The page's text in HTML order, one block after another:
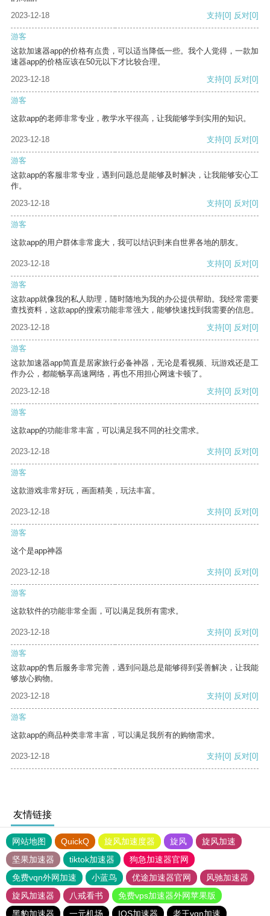
2023-12-18
支持[0] 反对[0]
游客
这款加速器app的价格有点贵，可以适当降低一些。我个人觉得，一款加
速器app的价格应该在50元以下才比较合理。
2023-12-18
支持[0] 反对[0]
游客
这款app的老师非常专业，教学水平很高，让我能够学到实用的知识。
2023-12-18 支持[0] 反对[0]
游客
这款app的客服非常专业，遇到问题总是能够及时解决，让我能够安心工
作。
2023-12-18
支持[0] 反对[0]
游客
这款app的用户群体非常庞大，我可以结识到来自世界各地的朋友。
2023-12-18 支持[0] 反对[0]
游客
这款app就像我的私人助理，随时随地为我的办公提供帮助。我经常需要
查找资料，这款app的搜索功能非常强大，能够快速找到我需要的信息。
2023-12-18
支持[0] 反对[0]
游客
这款加速器app简直是居家旅行必备神器，无论是看视频、玩游戏还是工
作办公，都能畅享高速网络，再也不用担心网速卡顿了。
2023-12-18
支持[0] 反对[0]
游客
这款app的功能非常丰富，可以满足我不同的社交需求。
2023-12-18 支持[0] 反对[0]
游客
这款游戏非常好玩，画面精美，玩法丰富。
2023-12-18 支持[0] 反对[0]
游客
这个是app神器
2023-12-18 支持[0] 反对[0]
游客
这款软件的功能非常全面，可以满足我所有需求。
2023-12-18 支持[0] 反对[0]
游客
这款app的售后服务非常完善，遇到问题总是能够得到妥善解决，让我能
够放心购物。
2023-12-18
支持[0] 反对[0]
游客
这款app的商品种类非常丰富，可以满足我所有的购物需求。
2023-12-18 支持[0] 反对[0]
友情链接
网站地图 QuickQ 旋风加速度器 旋风
旋风加速
坚果加速器
tiktok加速器
狗急加速器官网
免费vqn外网加速
小蓝鸟 优途加速器官网
风驰加速器
旋风加速器
八戒看书
免费vps加速器外网苹果版
黑豹加速器
一元机场 IOS加速器 老王vqn加速